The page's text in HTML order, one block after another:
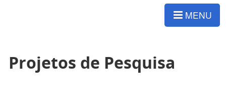
MENU
Projetos de Pesquisa